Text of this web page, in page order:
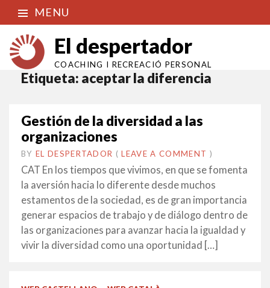
MENU
El despertador
COACHING I RECREACIÓ PERSONAL
Etiqueta: aceptar la diferencia
Gestión de la diversidad a las
organizaciones
BY EL DESPERTADOR ON
29
MARÇ
•(LEAVE A COMMENT )
CAT En los tiempos que vivimos, en que se fomenta
la aversión hacia lo diferente desde muchos
estamentos de la sociedad, es de gran importancia
generar espacios de trabajo y de diálogo dentro de
las organizaciones para avanzar hacia la igualdad y
vivir la diversidad como una oportunidad […]